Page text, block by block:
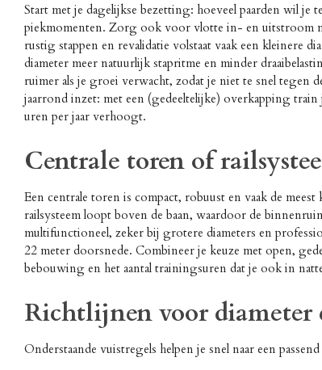
Start met je dagelijkse bezetting: hoeveel paarden wil
piekmomenten. Zorg ook voor vlotte in- en uitstroom
rustig stappen en revalidatie volstaat vaak een kleinere
diameter meer natuurlijk stapritme en minder
ruimer als je groei verwacht, zodat je niet te snel tegen
jaarrond inzet: met een (gedeeltelijke) overkapping
uren per jaar verhoogt.
Centrale toren of
Een centrale toren is compact, robuust en vaak de
railsysteem loopt boven de baan, waardoor de
multifunctioneel, zeker bij grotere diameters en
22 meter doorsnede. Combineer je keuze met open,
bebouwing en het aantal trainingsuren dat je ook in
Richtlijnen voor diameter
Onderstaande vuistregels helpen je snel naar een